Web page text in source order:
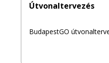
Útvonaltervezés
BudapestGO